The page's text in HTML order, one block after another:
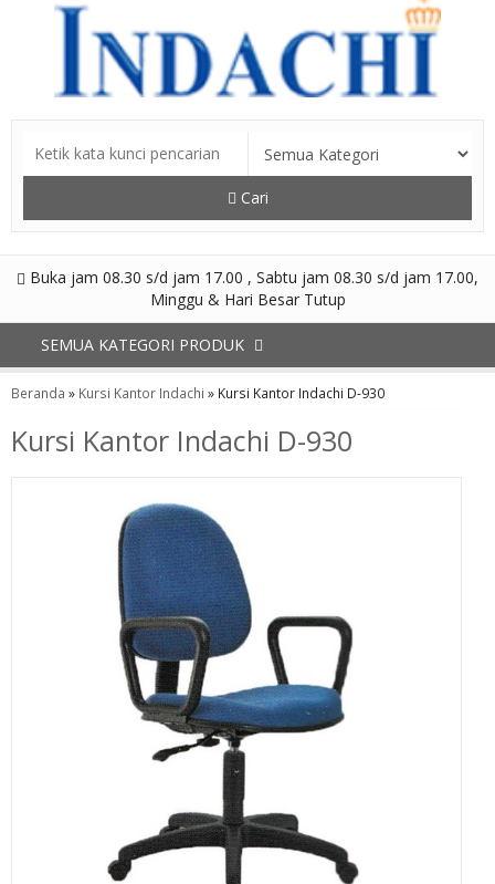
Cari
Buka jam 08.30 s/d jam 17.00 , Sabtu jam 08.30 s/d jam 17.00,
Minggu & Hari Besar Tutup
SEMUA KATEGORI PRODUK
Beranda » Kursi Kantor Indachi » Kursi Kantor Indachi D-930
Kursi Kantor Indachi D-930